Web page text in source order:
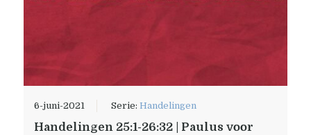
6-juni-2021 Serie:Handelingen
Handelingen 25:1-26:32 | Paulus voor